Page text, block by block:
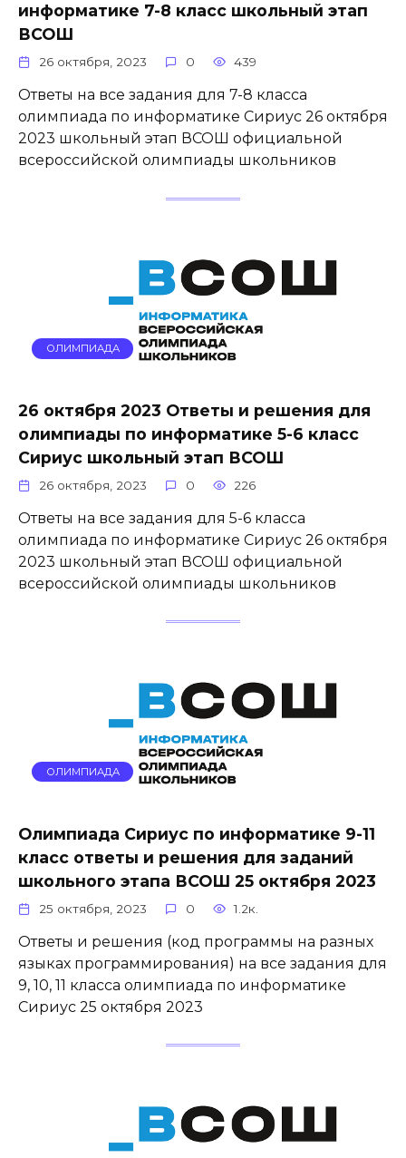
информатике 7-8 класс школьный этап
ВСОШ
26 октября, 2023 0 439
Ответы на все задания для 7-8 класса
олимпиада по информатике Сириус 26 октября
2023 школьный этап ВСОШ официальной
всероссийской олимпиады школьников
ОЛИМПИАДА
26 октября 2023 Ответы и решения для
олимпиады по информатике 5-6 класс
Сириус школьный этап ВСОШ
26 октября, 2023 0 226
Ответы на все задания для 5-6 класса
олимпиада по информатике Сириус 26 октября
2023 школьный этап ВСОШ официальной
всероссийской олимпиады школьников
ОЛИМПИАДА
Олимпиада Сириус по информатике 9-11
класс ответы и решения для заданий
школьного этапа ВСОШ 25 октября 2023
25 октября, 2023 0 1.2к.
Ответы и решения (код программы на разных
языках программирования) на все задания для
9, 10, 11 класса олимпиада по информатике
Сириус 25 октября 2023